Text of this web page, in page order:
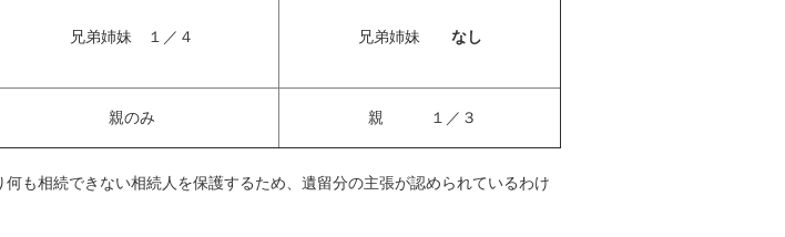
兄弟姉妹 １／４ 兄弟姉妹 なし
親のみ 親 １／３
も相続できない相続人を保護するため、遺留分の主張が認められているわけ